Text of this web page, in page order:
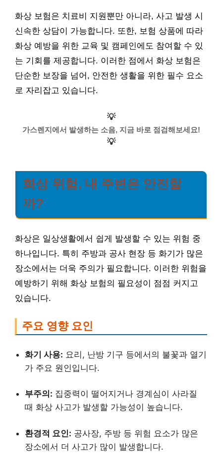
화상 보험은 치료비 지원뿐만 아니라, 사고 발생 시
신속한 상담이 가능합니다. 또한, 보험 상품에 따라
화상 예방을 위한 교육 및 캠페인에도 참여할 수 있
는 기회를 제공합니다. 이러한 점에서 화상 보험은
단순한 보장을 넘어, 안전한 생활을 위한 필수 요소
로 자리잡고 있습니다.
💡
가스렌지에서 발생하는 소음, 지금 바로 점검해보세요!
💡
화상 위험, 내 주변은 안전할
까?
화상은 일상생활에서 쉽게 발생할 수 있는 위험 중
하나입니다. 특히 주방과 공사 현장 등 화기가 많은
장소에서는 더욱 주의가 필요합니다. 이러한 위험을
예방하기 위해 화상 보험의 필요성이 점점 커지고
있습니다.
주요 영향 요인
화기 사용: 요리, 난방 기구 등에서의 불꽃과 열기
가 주요 원인입니다.
부주의: 집중력이 떨어지거나 경계심이 사라질
때 화상 사고가 발생할 가능성이 높습니다.
환경적 요인: 공사장, 주방 등 위험 요소가 많은
장소에서 더 사고가 많이 발생합니다.